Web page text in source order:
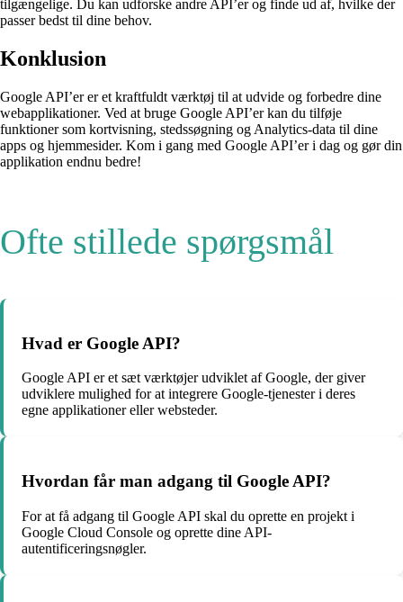
tilgængelige. Du kan udforske andre API’er og finde ud af, hvilke der
passer bedst til dine behov.
Konklusion
Google API’er er et kraftfuldt værktøj til at udvide og forbedre dine
webapplikationer. Ved at bruge Google API’er kan du tilføje
funktioner som kortvisning, stedssøgning og Analytics-data til dine
apps og hjemmesider. Kom i gang med Google API’er i dag og gør din
applikation endnu bedre!
Ofte stillede spørgsmål
Hvad er Google API?
Google API er et sæt værktøjer udviklet af Google, der giver
udviklere mulighed for at integrere Google-tjenester i deres
egne applikationer eller websteder.
Hvordan får man adgang til Google API?
For at få adgang til Google API skal du oprette en projekt i
Google Cloud Console og oprette dine API-
autentificeringsnøgler.